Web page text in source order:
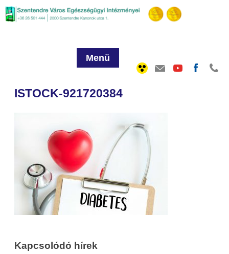
Menü
ISTOCK-921720384
Kapcsolódó hírek